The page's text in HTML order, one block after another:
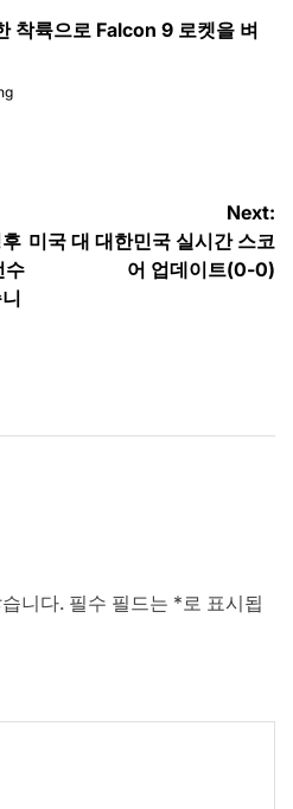
착륙으로 Falcon 9 로켓을 벼
수
Next:
미국 대 대한민국 실시간 스코
어 업데이트(0-0)
니다. 필수 필드는 *로 표시됩